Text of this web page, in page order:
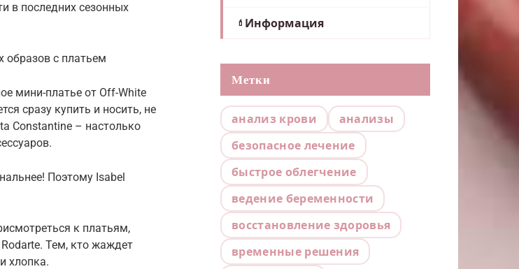
в последних сезонных
образов с платьем
мини-платье от Off-White
сразу купить и носить, не
Constantine – настолько
Поэтому Isabel
к платьям,
Тем, кто жаждет
хлопка.
Информация
Метки
анализ крови
анализы
безопасное лечение
быстрое облегчение
ведение беременности
восстановление здоровья
временные решения